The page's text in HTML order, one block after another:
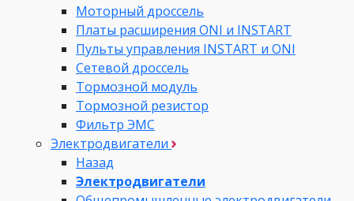
Моторный дроссель
Платы расширения ONI и INSTART
Пульты управления INSTART и ONI
Сетевой дроссель
Тормозной модуль
Тормозной резистор
Фильтр ЭМС
Электродвигатели
Назад
Электродвигатели